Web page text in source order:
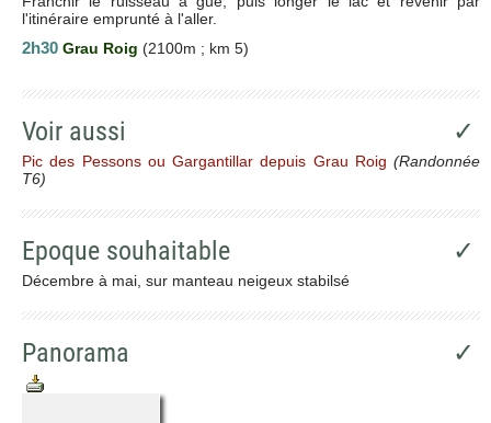
l'itinéraire emprunté à l'aller.
2h30 Grau Roig (2100m ; km 5)
Voir aussi ✓
Pic des Pessons ou Gargantillar depuis Grau Roig (Randonnée
T6)
Epoque souhaitable ✓
Décembre à mai, sur manteau neigeux stabilsé
Panorama ✓